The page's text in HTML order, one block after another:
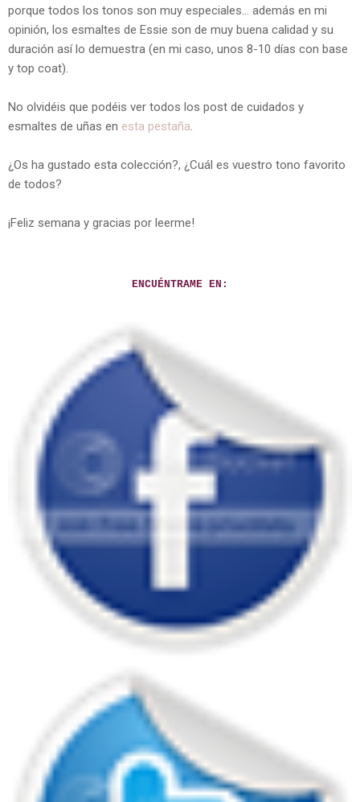
porque todos los tonos son muy especiales... además en mi
opinión, los esmaltes de Essie son de muy buena calidad y su
duración así lo demuestra (en mi caso, unos 8-10 días con base
y top coat).
No olvidéis que podéis ver todos los post de cuidados y
esmaltes de uñas en esta pestaña.
¿Os ha gustado esta colección?, ¿Cuál es vuestro tono favorito
de todos?
¡Feliz semana y gracias por leerme!
ENCUÉNTRAME EN: